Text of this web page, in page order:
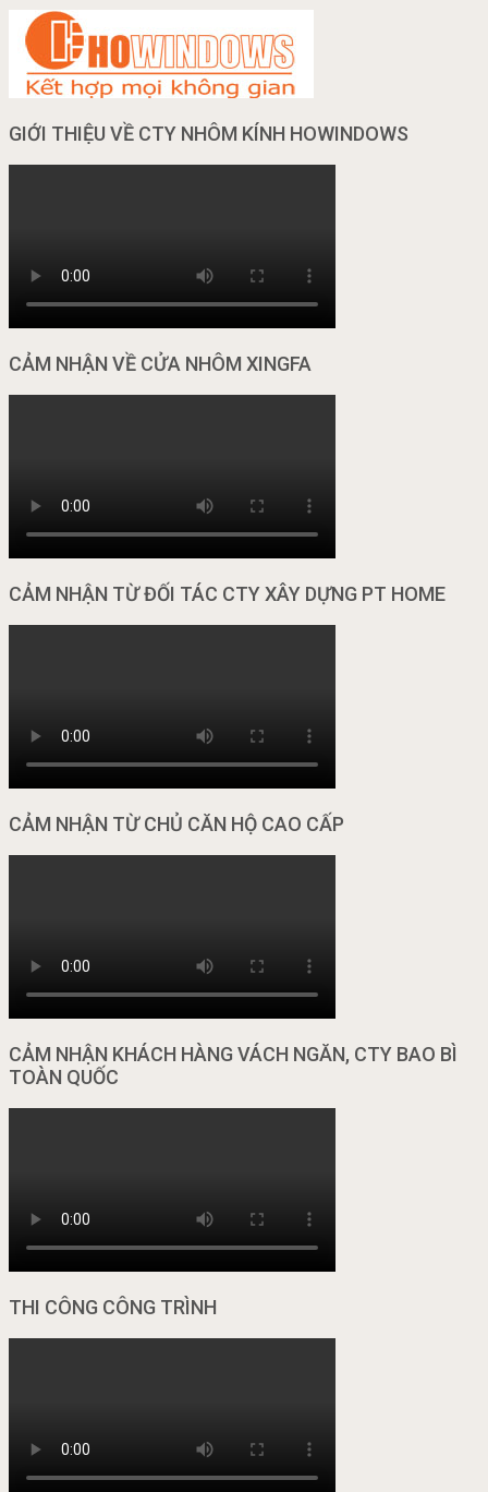
GIỚI THIỆU VỀ CTY NHÔM KÍNH HOWINDOWS
CẢM NHẬN VỀ CỬA NHÔM XINGFA
CẢM NHẬN TỪ ĐỐI TÁC CTY XÂY DỰNG PT HOME
CẢM NHẬN TỪ CHỦ CĂN HỘ CAO CẤP
CẢM NHẬN KHÁCH HÀNG VÁCH NGĂN, CTY BAO BÌ
TOÀN QUỐC
THI CÔNG CÔNG TRÌNH